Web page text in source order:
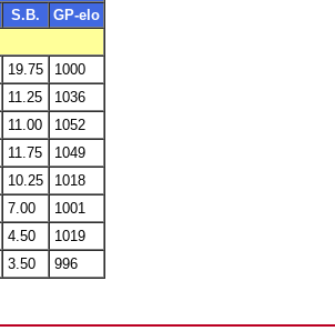
S.B.
GP-elo
19.75
1000
11.25
1036
11.00
1052
11.75
1049
10.25
1018
7.00
1001
4.50
1019
3.50 996